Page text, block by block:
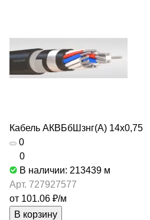
Кабель АКВБбШзнг(А) 14х0,75
0
0
В наличии: 213439 м
Арт. 727927577
от 101.06 ₽/м
В корзину